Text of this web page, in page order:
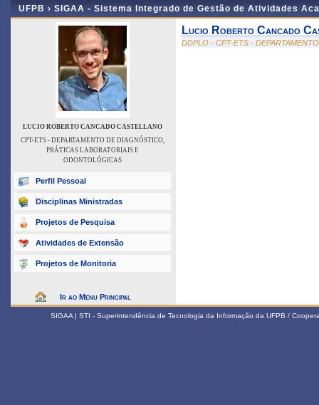
UFPB › SIGAA - Sistema Integrado de Gestão de Atividades
LUCIO ROBERTO CANCADO CASTELLANO
CPT-ETS - DEPARTAMENTO DE DIAGNÓSTICO,
PRÁTICAS LABORATORIAIS E
ODONTOLÓGICAS
Perfil Pessoal
Disciplinas Ministradas
Projetos de Pesquisa
Atividades de Extensão
Projetos de Monitoria
Ir ao Menu Principal
Lucio Roberto Cancado
DDPLO - CPT-ETS -
SIGAA | STI - Superintendência de Tecnologia da Informação da UFPB /